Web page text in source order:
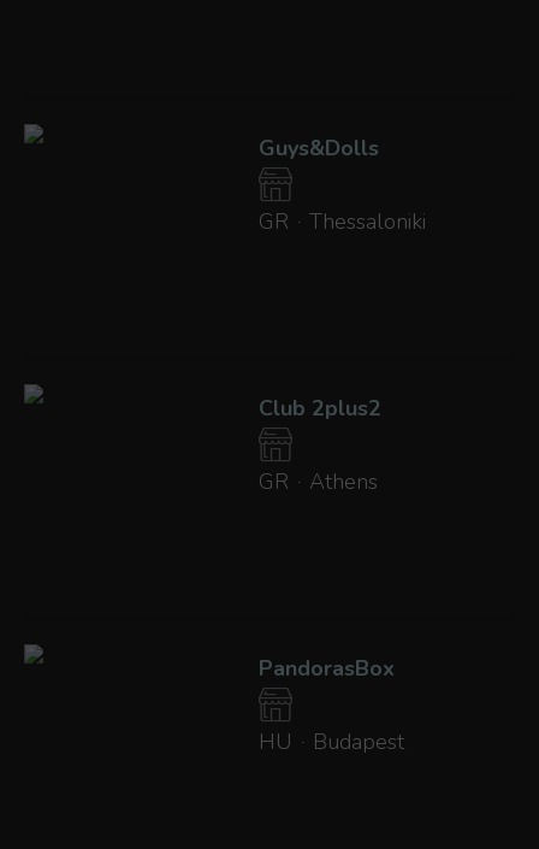
Guys&Dolls
GR · Thessaloniki
Club 2plus2
GR · Athens
PandorasBox
HU · Budapest